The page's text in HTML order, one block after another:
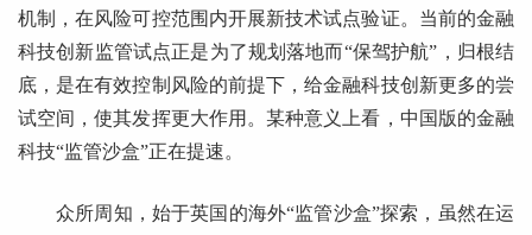
机制，在风险可控范围内开展新技术试点验证。当前的金融
科技创新监管试点正是为了规划落地而“保驾护航”，归根结
底，是在有效控制风险的前提下，给金融科技创新更多的尝
试空间，使其发挥更大作用。某种意义上看，中国版的金融
科技“监管沙盒”正在提速。
众所周知，始于英国的海外“监管沙盒”探索，虽然在运